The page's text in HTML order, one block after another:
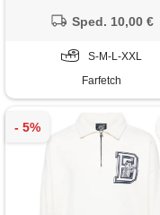
Sped. 10,00 €
S-M-L-XXL
Farfetch